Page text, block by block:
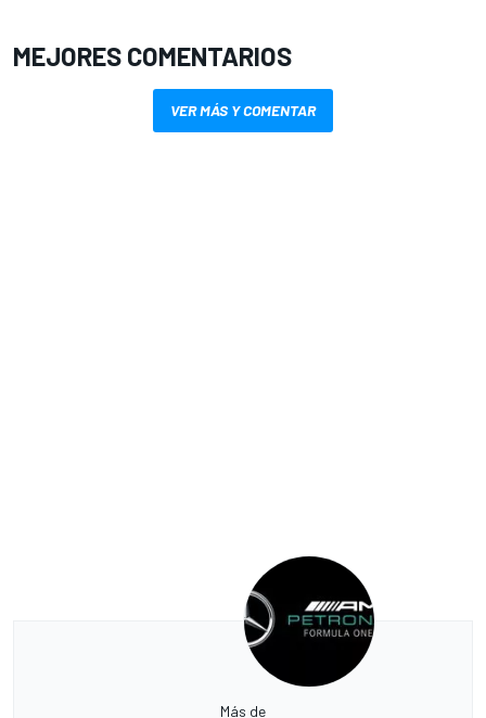
MEJORES COMENTARIOS
VER MÁS Y COMENTAR
Más de